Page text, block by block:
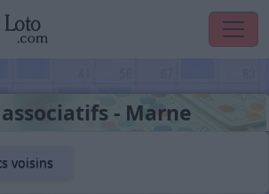
- Marne
voisins